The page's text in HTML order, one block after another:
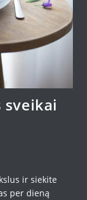
ir siekite
per dieną